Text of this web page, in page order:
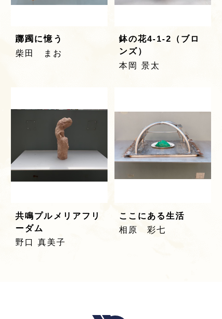
躑躅に憶う
柴田 まお
鉢の花4-1-2（ブロ
ンズ）
本岡 景太
共鳴プルメリアフリ
ーダム
野口 真美子
ここにある生活
相原 彩七